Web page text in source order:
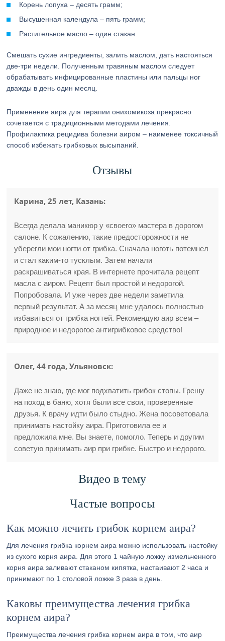
Корень лопуха – десять грамм;
Высушенная календула – пять грамм;
Растительное масло – один стакан.
Смешать сухие ингредиенты, залить маслом, дать настояться
две-три недели. Полученным травяным маслом следует
обрабатывать инфицированные пластины или пальцы ног
дважды в день один месяц.
Применение аира для терапии онихомикоза прекрасно
сочетается с традиционными методами лечения.
Профилактика рецидива болезни аиром – наименее токсичный
способ избежать грибковых высыпаний.
Отзывы
Карина, 25 лет, Казань:
Всегда делала маникюр у «своего» мастера в дорогом
салоне. К сожалению, такие предосторожности не
уберегли мои ногти от грибка. Сначала ноготь потемнел
и стал каким-то тусклым. Затем начали
раскрашиваться края. В интернете прочитала рецепт
масла с аиром. Рецепт был простой и недорогой.
Попробовала. И уже через две недели заметила
первый результат. А за месяц мне удалось полностью
избавиться от грибка ногтей. Рекомендую аир всем –
природное и недорогое антигрибковое средство!
Олег, 44 года, Ульяновск:
Даже не знаю, где мог подхватить грибок стопы. Грешу
на поход в баню, хотя были все свои, проверенные
друзья. К врачу идти было стыдно. Жена посоветовала
принимать настойку аира. Приготовила ее и
предложила мне. Вы знаете, помогло. Теперь и другим
советую принимать аир при грибке. Быстро и недорого.
Видео в тему
Частые вопросы
Как можно лечить грибок корнем аира?
Для лечения грибка корнем аира можно использовать настойку
из сухого корня аира. Для этого 1 чайную ложку измельченного
корня аира заливают стаканом кипятка, настаивают 2 часа и
принимают по 1 столовой ложке 3 раза в день.
Каковы преимущества лечения грибка
корнем аира?
Преимущества лечения грибка корнем аира в том, что аир